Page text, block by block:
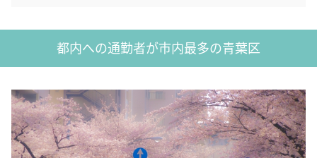
都内への通勤者が市内最多の青葉区